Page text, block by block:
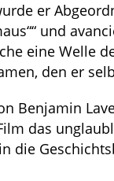
er
und
eine Welle
den er
Benjamin
das
die